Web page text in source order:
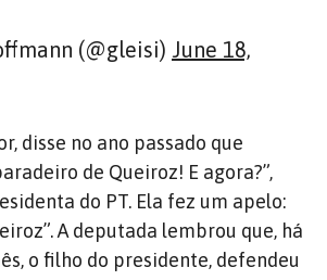
(@gleisi) June 18,
disse no ano passado que
de Queiroz! E agora?”,
do PT. Ela fez um apelo:
A deputada lembrou que, há
o filho do presidente, defendeu